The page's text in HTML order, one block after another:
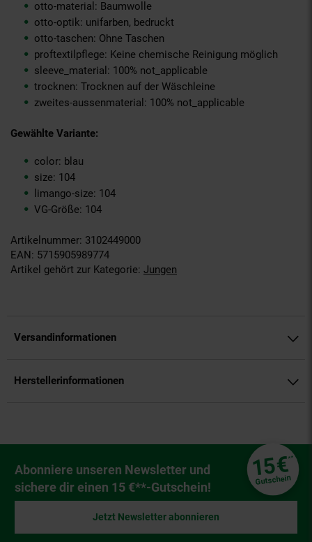
otto-material: Baumwolle
otto-optik: unifarben, bedruckt
otto-taschen: Ohne Taschen
proftextilpflege: Keine chemische Reinigung möglich
sleeve_material: 100% not_applicable
trocknen: Trocknen auf der Wäschleine
zweites-aussenmaterial: 100% not_applicable
Gewählte Variante:
color: blau
size: 104
limango-size: 104
VG-Größe: 104
Artikelnummer: 3102449000
EAN: 5715905989774
Artikel gehört zur Kategorie: Jungen
Versandinformationen
Herstellerinformationen
Newsletter Anmeldung
Abonniere unseren Newsletter und
sichere dir einen 15 €**-Gutschein!
15€**
Gutschein
Jetzt Newsletter abonnieren